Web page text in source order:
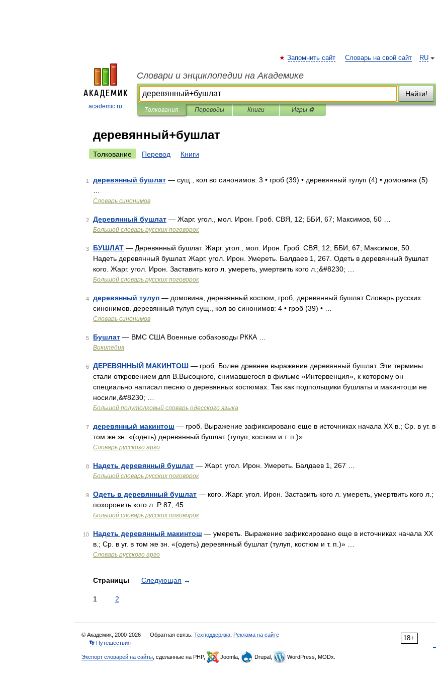
academic.ru
RU
Запомнить сайт Словарь на свой сайт
Словари и энциклопедии на Академике
Найти!
Толкования Переводы Книги Игры ⚽
деревянный+бушлат
Толкование Перевод Книги
1 деревянный бушлат — сущ., кол во синонимов: 3 • гроб (39) • деревянный тулуп (4) • домовина (5)
Словарь синонимов
2 Деревянный бушлат — Жарг. угол., мол. Ирон. Гроб. СВЯ, 12; ББИ, 67; Максимов, 50 …
Большой словарь русских поговорок
3 БУШЛАТ — Деревянный бушлат. Жарг. угол., мол. Ирон. Гроб. СВЯ, 12; ББИ, 67; Максимов, 50.
Надеть деревянный бушлат. Жарг. угол. Ирон. Умереть. Балдаев 1, 267. Одеть в деревянный бушлат
кого. Жарг. угол. Ирон. Заставить кого л. умереть, умертвить кого л.;&#8230; …
Большой словарь русских поговорок
4 деревянный тулуп — домовина, деревянный костюм, гроб, деревянный бушлат Словарь русских
синонимов. деревянный тулуп сущ., кол во синонимов: 4 • гроб (39) • …
Словарь синонимов
5 Бушлат — ВМС США Военные собаководы РККА …
Википедия
6 ДЕРЕВЯННЫЙ МАКИНТОШ — гроб. Более древнее выражение деревянный бушлат. Эти термины
стали откровением для В.Высоцкого, снимавшегося в фильме «Интервенция», к которому он
специально написал песню о деревянных костюмах. Так как подпольщики бушлаты и макинтоши не
носили,&#8230; …
Большой полутолковый словарь одесского языка
7 деревянный макинтош — гроб. Выражение зафиксировано еще в источниках начала ХХ в.; Ср. в уг. в
том же зн. «(одеть) деревянный бушлат (тулуп, костюм и т. п.)» …
Словарь русского арго
8 Надеть деревянный бушлат — Жарг. угол. Ирон. Умереть. Балдаев 1, 267 …
Большой словарь русских поговорок
9 Одеть в деревянный бушлат — кого. Жарг. угол. Ирон. Заставить кого л. умереть, умертвить кого л.;
похоронить кого л. Р 87, 45 …
Большой словарь русских поговорок
10 Надеть деревянный макинтош — умереть. Выражение зафиксировано еще в источниках начала ХХ
в.; Ср. в уг. в том же зн. «(одеть) деревянный бушлат (тулуп, костюм и т. п.)» …
Словарь русского арго
Страницы Следующая →
1 2
18+
© Академик, 2000-2026 Обратная связь: Техподдержка Реклама на сайте
👣 Путешествия
Экспорт словарей на сайты , сделанные на PHP, Joomla, Drupal, WordPress, MODx.